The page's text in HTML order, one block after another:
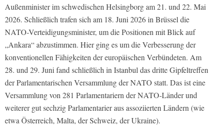
Außenminister im schwedischen Helsingborg am 21. und 22. Mai
2026. Schließlich trafen sich am 18. Juni 2026 in Brüssel die
NATO-Verteidigungsminister, um die Positionen mit Blick auf
„Ankara“ abzustimmen. Hier ging es um die Verbesserung der
konventionellen Fähigkeiten der europäischen Verbündeten. Am
28. und 29. Juni fand schließlich in Istanbul das dritte Gipfeltreffen
der Parlamentarischen Versammlung der NATO statt. Das ist eine
Versammlung von 281 Parlamentariern der NATO-Länder und
weiterer gut sechzig Parlamentarier aus assoziierten Ländern (wie
etwa Österreich, Malta, der Schweiz, der Ukraine).